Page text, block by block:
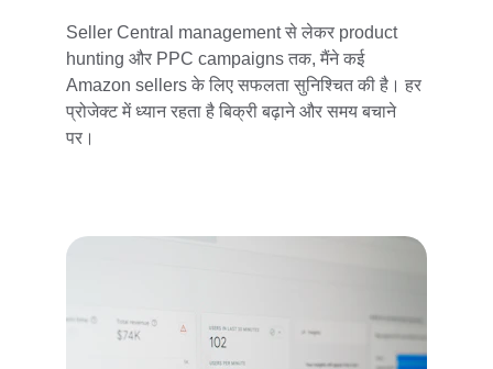
Seller Central management से लेकर product
hunting और PPC campaigns तक, मैंने कई
Amazon sellers के लिए सफलता सुनिश्चित की है। हर
प्रोजेक्ट में ध्यान रहता है बिक्री बढ़ाने और समय बचाने
पर।